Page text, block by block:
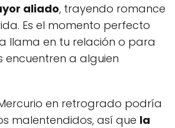
aliado, trayendo romance
Es el momento perfecto
llama en tu relación o para
encuentren a alguien
en retrogrado podría
malentendidos, así que la